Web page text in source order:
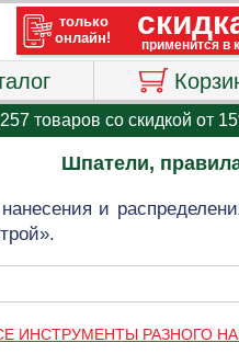
257 товаров со скидкой от
Шпатели,
и
ИНСТРУМЕНТЫ РАЗНОГО